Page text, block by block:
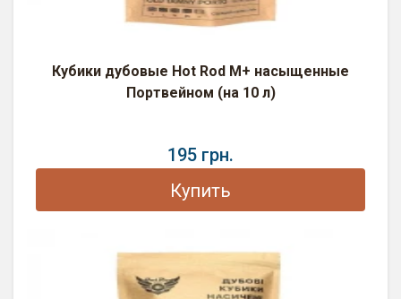
Кубики дубовые Hot Rod M+ насыщенные
Портвейном (на 10 л)
195 грн.
Купить